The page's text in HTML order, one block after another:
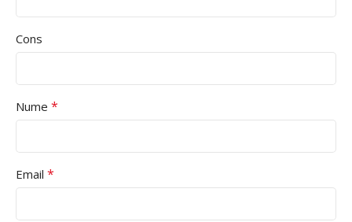
Cons
Nume *
Email *